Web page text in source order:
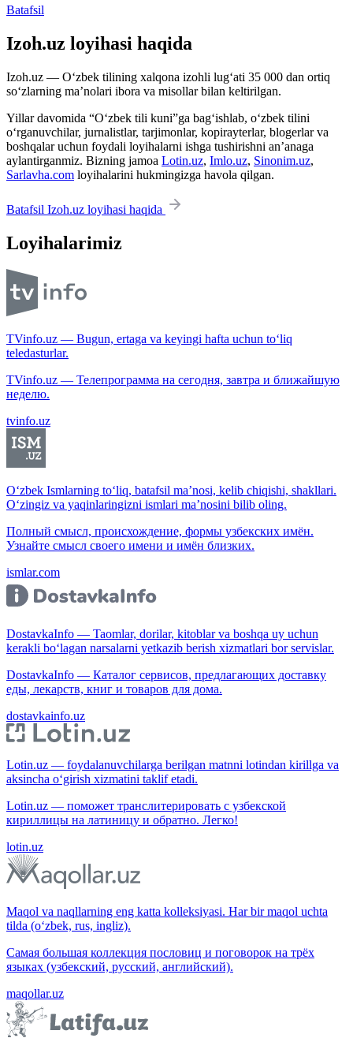
Batafsil
Izoh.uz loyihasi haqida
Izoh.uz — O‘zbek tilining xalqona izohli lug‘ati 35 000 dan ortiq
so‘zlarning ma’nolari ibora va misollar bilan keltirilgan.
Yillar davomida “O‘zbek tili kuni”ga bag‘ishlab, o‘zbek tilini
o‘rganuvchilar, jurnalistlar, tarjimonlar, kopirayterlar, blogerlar va
boshqalar uchun foydali loyihalarni ishga tushirishni an’anaga
aylantirganmiz. Bizning jamoa Lotin.uz, Imlo.uz, Sinonim.uz,
Sarlavha.com loyihalarini hukmingizga havola qilgan.
Batafsil Izoh.uz loyihasi haqida
Loyihalarimiz
TVinfo.uz — Bugun, ertaga va keyingi hafta uchun to‘liq
teledasturlar.
TVinfo.uz — Телепрограмма на сегодня, завтра и ближайшую
неделю.
tvinfo.uz
O‘zbek Ismlarning to‘liq, batafsil ma’nosi, kelib chiqishi, shakllari.
O‘zingiz va yaqinlaringizni ismlari ma’nosini bilib oling.
Полный смысл, происхождение, формы узбекских имён.
Узнайте смысл своего имени и имён близких.
ismlar.com
DostavkaInfo — Taomlar, dorilar, kitoblar va boshqa uy uchun
kerakli bo‘lagan narsalarni yetkazib berish xizmatlari bor servislar.
DostavkaInfo — Каталог сервисов, предлагающих доставку
еды, лекарств, книг и товаров для дома.
dostavkainfo.uz
Lotin.uz — foydalanuvchilarga berilgan matnni lotindan kirillga va
aksincha o‘girish xizmatini taklif etadi.
Lotin.uz — поможет транслитерировать с узбекской
кириллицы на латиницу и обратно. Легко!
lotin.uz
Maqol va naqllarning eng katta kolleksiyasi. Har bir maqol uchta
tilda (o‘zbek, rus, ingliz).
Самая большая коллекция пословиц и поговорок на трёх
языках (узбекский, русский, английский).
maqollar.uz